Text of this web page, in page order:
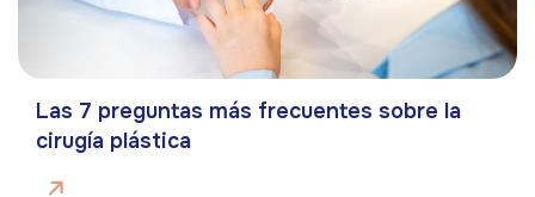
Las 7 preguntas más frecuentes sobre la
cirugía plástica